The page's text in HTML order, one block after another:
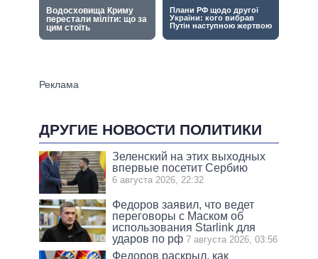
ДРУГИЕ НОВОСТИ ПОЛИТИКИ
Зеленский на этих выходных
впервые посетит Сербию
6 августа 2026, 22:32
Федоров заявил, что ведет
переговоры с Маском об
использования Starlink для
ударов по рф 7 августа 2026, 03:56
Федоров раскрыл, как